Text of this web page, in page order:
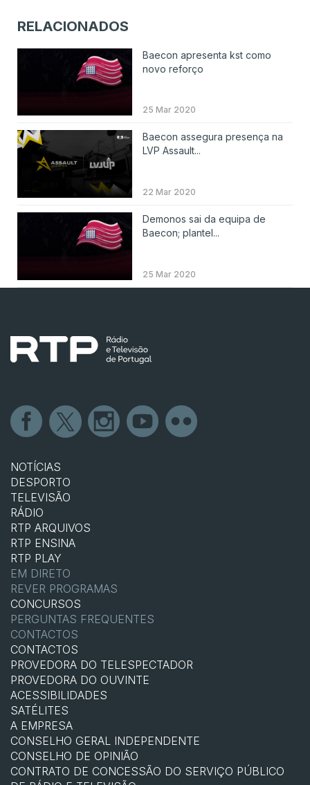
RELACIONADOS
Baecon apresenta kst como
novo reforço
25 Mar 2020
Baecon assegura presença na
LVP Assault...
22 Mar 2020
Demonos sai da equipa de
Baecon; plantel...
25 Mar 2020
NOTÍCIAS
DESPORTO
TELEVISÃO
RÁDIO
RTP ARQUIVOS
RTP ENSINA
RTP PLAY
EM DIRETO
REVER PROGRAMAS
CONCURSOS
PERGUNTAS FREQUENTES
CONTACTOS
CONTACTOS
PROVEDORA DO TELESPECTADOR
PROVEDORA DO OUVINTE
ACESSIBILIDADES
SATÉLITES
A EMPRESA
CONSELHO GERAL INDEPENDENTE
CONSELHO DE OPINIÃO
CONTRATO DE CONCESSÃO DO SERVIÇO PÚBLICO